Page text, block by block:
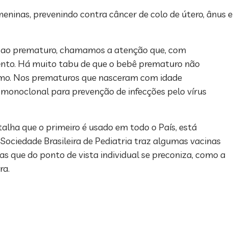
prevenindo contra câncer de colo de útero, ânus e
prematuro, chamamos a atenção que, com
Há muito tabu de que o bebê prematuro não
Nos prematuros que nasceram com idade
para prevenção de infecções pelo vírus
que o primeiro é usado em todo o País, está
Brasileira de Pediatria traz algumas vacinas
que do ponto de vista individual se preconiza, como a